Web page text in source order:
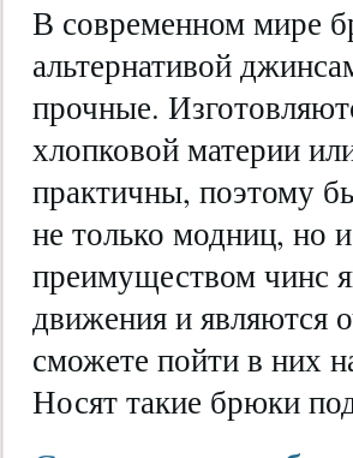
В современном мире
альтернативой
прочные.
хлопковой материи
практичны, поэтому
не только модниц,
преимуществом чинс
движения и являются
сможете пойти в них
Носят такие брюки